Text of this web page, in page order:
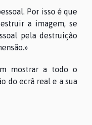
Por isso é que
a imagem, se
pela destruição
mostrar a todo o
do ecrã real e a sua